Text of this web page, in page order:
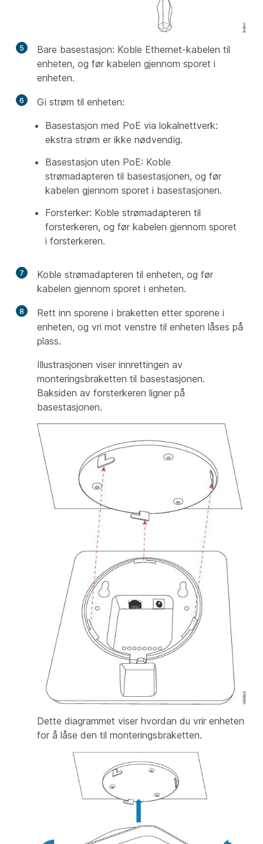
5
Bare basestasjon: Koble Ethernet-kabelen til
enheten, og før kabelen gjennom sporet i
enheten.
6
Gi strøm til enheten:
Basestasjon med PoE via lokalnettverk:
ekstra strøm er ikke nødvendig.
Basestasjon uten PoE: Koble
strømadapteren til basestasjonen, og før
kabelen gjennom sporet i basestasjonen.
Forsterker: Koble strømadapteren til
forsterkeren, og før kabelen gjennom sporet
i forsterkeren.
7
Koble strømadapteren til enheten, og før
kabelen gjennom sporet i enheten.
8
Rett inn sporene i braketten etter sporene i
enheten, og vri mot venstre til enheten låses på
plass.
Illustrasjonen viser innrettingen av
monteringsbraketten til basestasjonen.
Baksiden av forsterkeren ligner på
basestasjonen.
Dette diagrammet viser hvordan du vrir enheten
for å låse den til monteringsbraketten.